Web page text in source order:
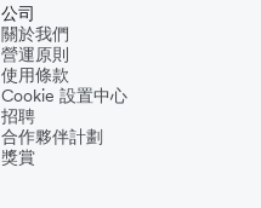
公司
關於我們
營運原則
使用條款
Cookie 設置中心
招聘
合作夥伴計劃
獎賞